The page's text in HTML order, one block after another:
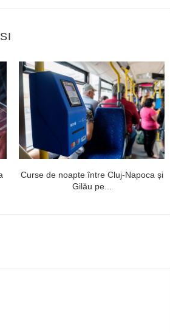
Curse de noapte între Cluj-Napoca și
Gilău pe...